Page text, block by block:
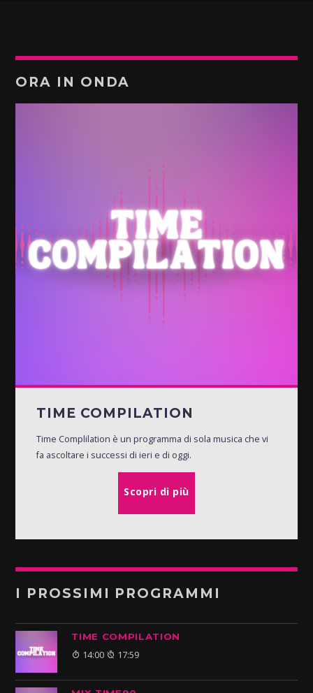
ORA IN ONDA
TIME COMPILATION
Time Complilation è un programma di sola musica che vi
fa ascoltare i successi di ieri e di oggi.
Scopri di più
I PROSSIMI PROGRAMMI
TIME COMPILATION
14:00 17:59